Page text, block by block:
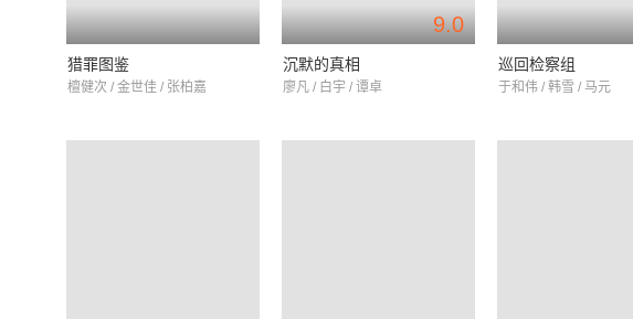
猎罪图鉴
檀健次 / 金世佳 / 张柏嘉
9.0
沉默的真相
廖凡 / 白宇 / 谭卓
巡回检察组
于和伟 / 韩雪 / 马元